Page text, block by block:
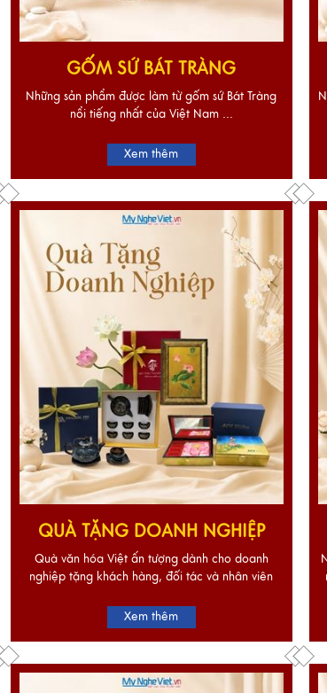
GỐM SỨ BÁT TRÀNG
Những sản phẩm được làm từ gốm sứ Bát Tràng
nổi tiếng nhất của Việt Nam ...
Xem thêm
QUÀ TẶNG DOANH NGHIỆP
Quà văn hóa Việt ấn tượng dành cho doanh
nghiệp tặng khách hàng, đối tác và nhân viên
Xem thêm